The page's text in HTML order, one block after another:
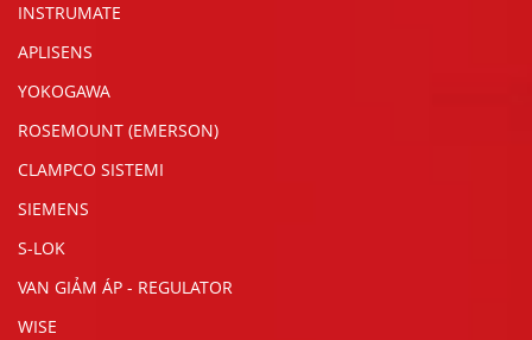
INSTRUMATE
APLISENS
YOKOGAWA
ROSEMOUNT (EMERSON)
CLAMPCO SISTEMI
SIEMENS
S-LOK
VAN GIẢM ÁP - REGULATOR
WISE